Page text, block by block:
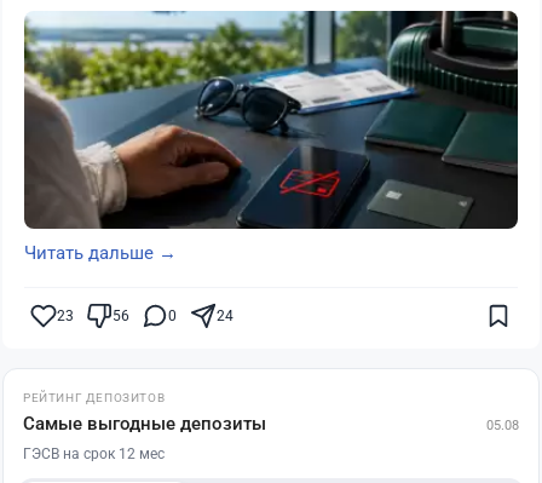
Читать дальше →
23 56 0 24
РЕЙТИНГ ДЕПОЗИТОВ
Самые выгодные депозиты 05.08
ГЭСВ на срок 12 мес